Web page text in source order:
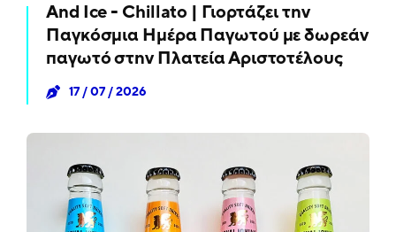
And Ice - Chillato | Γιορτάζει την
Παγκόσμια Ημέρα Παγωτού με δωρεάν
παγωτό στην Πλατεία Αριστοτέλους
17 / 07 / 2026